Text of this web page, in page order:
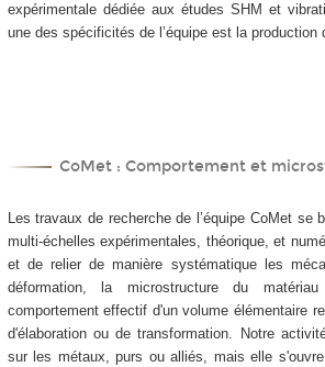
expérimentale dédiée aux études SHM et
une des spécificités de l’équipe est la production
CoMet : Comportement et
Les travaux de recherche de l’équipe CoMet se
multi-échelles expérimentales, théorique, et
et de relier de manière systématique les
déformation, la microstructure du
comportement effectif d'un volume élémentaire
d'élaboration ou de transformation. Notre
sur les métaux, purs ou alliés, mais elle